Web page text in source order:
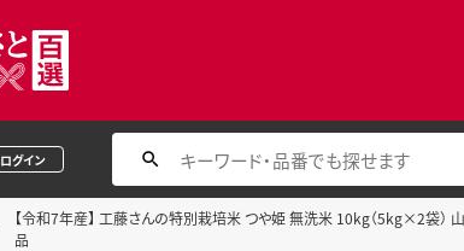
ログイン
【令和7年産】 工藤さんの特別栽培米 つや姫 無洗米 10kg（5kg×2袋
品